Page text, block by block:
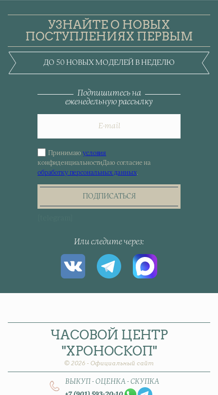
УЗНАЙТЕ О НОВЫХ
ПОСТУПЛЕНИЯХ ПЕРВЫМ
ДО 50 НОВЫХ МОДЕЛЕЙ В НЕДЕЛЮ
Подпишитесь на
еженедельную рассылку
Sign
up
for
the
Принимаюусловия
конфиденциальностиДаю согласие на
обработку персональных данных.
ПОДПИСАТЬСЯ
Или следите через
ЧАСОВОЙ ЦЕНТР
"ХРОНОСКОП"
© 2026 - Официальный сайт
ВЫКУП - ОЦЕНКА - СКУПКА